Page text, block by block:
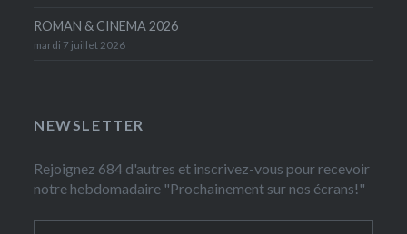
ROMAN & CINEMA 2026
mardi 7 juillet 2026
NEWSLETTER
Rejoignez 684 d'autres et inscrivez-vous pour recevoir
notre hebdomadaire "Prochainement sur nos écrans!"